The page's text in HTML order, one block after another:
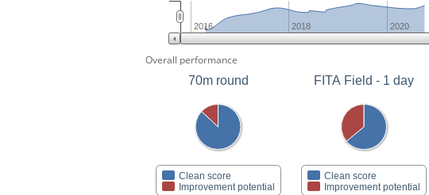
2018 2020
2016
Overall performance
70m round
Clean score
Improvement potential
FITA Field - 1 day
Clean score
Improvement potential